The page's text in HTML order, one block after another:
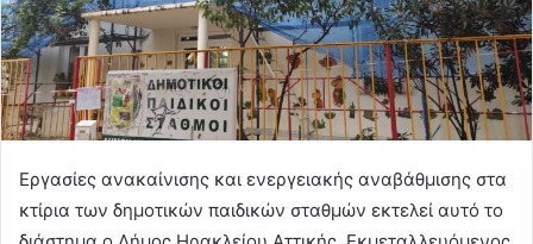
Εργασίες ανακαίνισης και ενεργειακής αναβάθμισης στα
κτίρια των δημοτικών παιδικών σταθμών εκτελεί αυτό το